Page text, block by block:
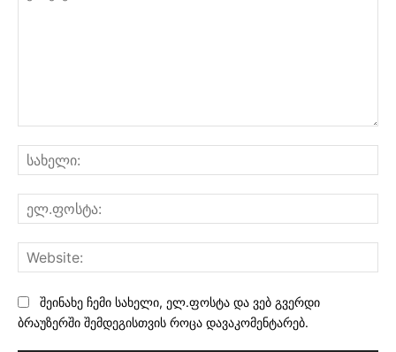
შეინახე ჩემი სახელი, ელ.ფოსტა და ვებ გვერდი
ბრაუზერში შემდეგისთვის როცა დავაკომენტარებ.